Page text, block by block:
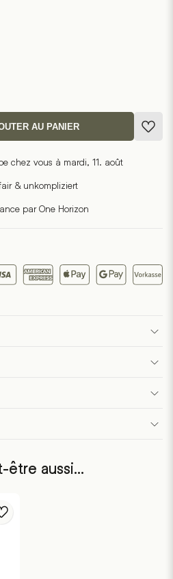
AU PANIER
chez vous à mardi, 11. août
& unkompliziert
par One Horizon
être aussi…